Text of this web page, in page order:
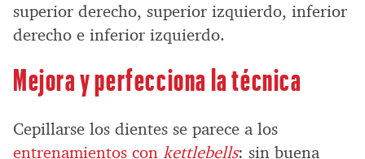
superior derecho, superior izquierdo, inferior
derecho e inferior izquierdo.
Mejora y perfecciona la técnica
Cepillarse los dientes se parece a los
entrenamientos con kettlebells: sin buena